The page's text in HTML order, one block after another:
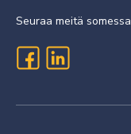
Seuraa meitä somessa